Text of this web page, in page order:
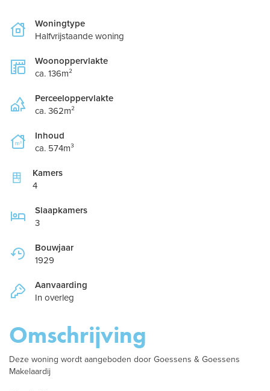
Woningtype
Halfvrijstaande woning
Woonoppervlakte
ca. 136m²
Perceeloppervlakte
ca. 362m²
Inhoud
ca. 574m³
Kamers
4
Slaapkamers
3
Bouwjaar
1929
Aanvaarding
In overleg
Omschrijving
Deze woning wordt aangeboden door Goessens & Goessens
Makelaardij